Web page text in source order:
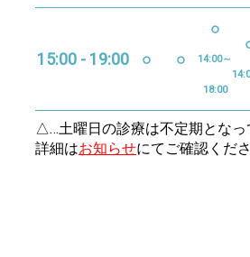
△…土曜日の診療は不定期となっ
詳細はお知らせにてご確認くださ
15:00 - 19:00 ○ ○
○
14:00～
18:00